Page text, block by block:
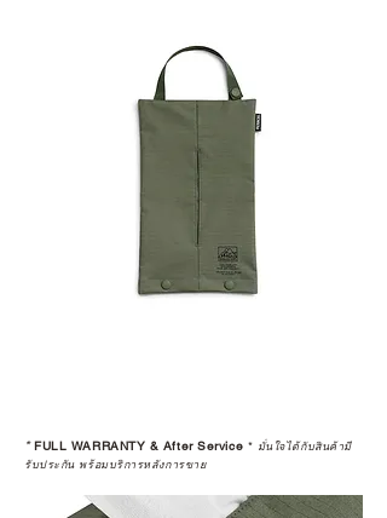
*FULL WARRANTY & After Service * มั่นใจได้กับสินค้ามี
รับประกัน พร้อมบริการหลังการขาย